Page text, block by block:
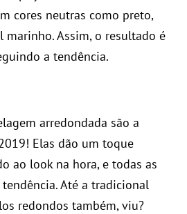
cores neutras como preto,
marinho. Assim, o resultado é
a tendência.
arredondada são a
Elas dão um toque
ao look na hora, e todas as
Até a tradicional
redondos também, viu?